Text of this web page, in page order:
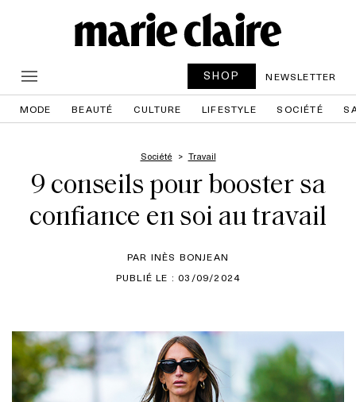
SHOP NEWSLETTER
MODE BEAUTÉ CULTURE LIFESTYLE SOCIÉTÉ
Société Travail
9 conseils pour booster sa
confiance en soi au travail
PAR INÈS BONJEAN
PUBLIÉ LE : 03/09/2024